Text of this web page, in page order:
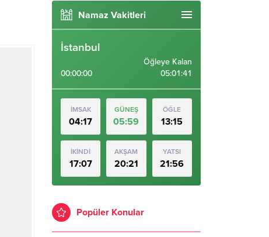
Namaz Vakitleri
İstanbul
00:00:00
Öğleye Kalan
05:01:40
İMSAK
04:17
GÜNEŞ
05:59
ÖĞLE
13:15
İKİNDİ
17:07
AKŞAM
20:21
YATSI
21:56
Popüler Konular